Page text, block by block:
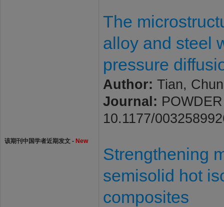
该期刊中国学者近期发文 - New
The
alloy and steel
pressure
Author: Tian,
Journal:
10.1177/
Strengthening
semisolid hot
composites